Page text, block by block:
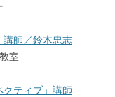
講師／鈴木忠志
室
クティブ」講師